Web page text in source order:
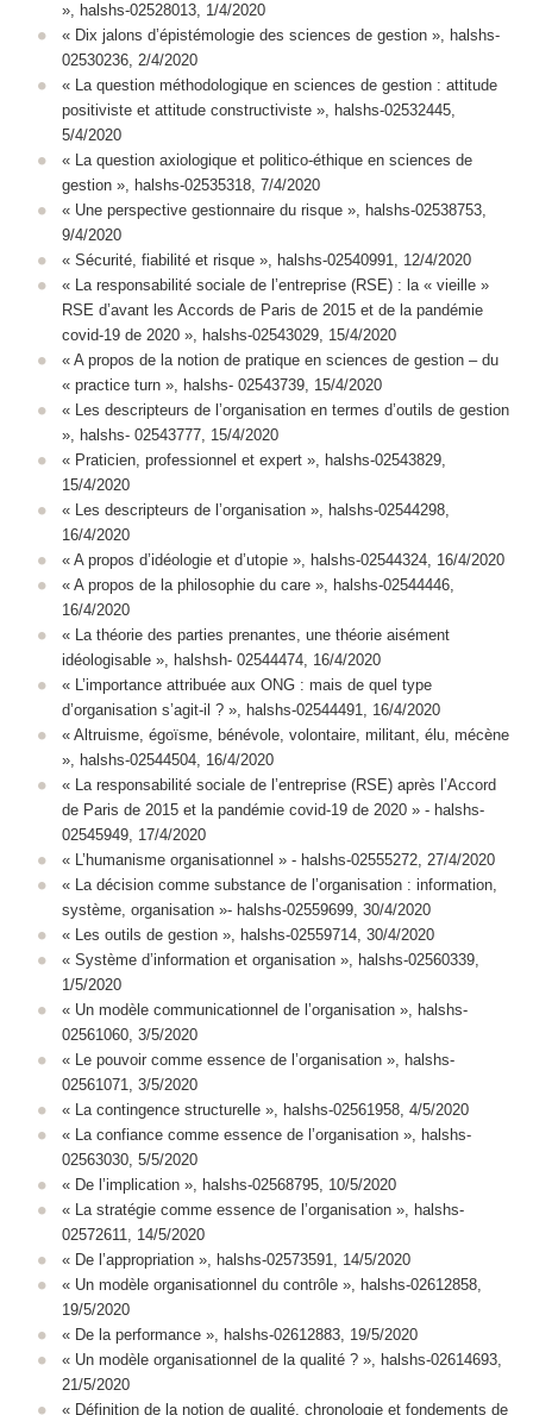
», halshs-02528013, 1/4/2020
« Dix jalons d’épistémologie des sciences de gestion », halshs-
02530236, 2/4/2020
« La question méthodologique en sciences de gestion : attitude
positiviste et attitude constructiviste », halshs-02532445,
5/4/2020
« La question axiologique et politico-éthique en sciences de
gestion », halshs-02535318, 7/4/2020
« Une perspective gestionnaire du risque », halshs-02538753,
9/4/2020
« Sécurité, fiabilité et risque », halshs-02540991, 12/4/2020
« La responsabilité sociale de l’entreprise (RSE) : la « vieille »
RSE d’avant les Accords de Paris de 2015 et de la pandémie
covid-19 de 2020 », halshs-02543029, 15/4/2020
« A propos de la notion de pratique en sciences de gestion – du
« practice turn », halshs- 02543739, 15/4/2020
« Les descripteurs de l’organisation en termes d’outils de gestion
», halshs- 02543777, 15/4/2020
« Praticien, professionnel et expert », halshs-02543829,
15/4/2020
« Les descripteurs de l’organisation », halshs-02544298,
16/4/2020
« A propos d’idéologie et d’utopie », halshs-02544324, 16/4/2020
« A propos de la philosophie du care », halshs-02544446,
16/4/2020
« La théorie des parties prenantes, une théorie aisément
idéologisable », halshsh- 02544474, 16/4/2020
« L’importance attribuée aux ONG : mais de quel type
d’organisation s’agit-il ? », halshs-02544491, 16/4/2020
« Altruisme, égoïsme, bénévole, volontaire, militant, élu, mécène
», halshs-02544504, 16/4/2020
« La responsabilité sociale de l’entreprise (RSE) après l’Accord
de Paris de 2015 et la pandémie covid-19 de 2020 » - halshs-
02545949, 17/4/2020
« L’humanisme organisationnel » - halshs-02555272, 27/4/2020
« La décision comme substance de l’organisation : information,
système, organisation »- halshs-02559699, 30/4/2020
« Les outils de gestion », halshs-02559714, 30/4/2020
« Système d’information et organisation », halshs-02560339,
1/5/2020
« Un modèle communicationnel de l’organisation », halshs-
02561060, 3/5/2020
« Le pouvoir comme essence de l’organisation », halshs-
02561071, 3/5/2020
« La contingence structurelle », halshs-02561958, 4/5/2020
« La confiance comme essence de l’organisation », halshs-
02563030, 5/5/2020
« De l’implication », halshs-02568795, 10/5/2020
« La stratégie comme essence de l’organisation », halshs-
02572611, 14/5/2020
« De l’appropriation », halshs-02573591, 14/5/2020
« Un modèle organisationnel du contrôle », halshs-02612858,
19/5/2020
« De la performance », halshs-02612883, 19/5/2020
« Un modèle organisationnel de la qualité ? », halshs-02614693,
21/5/2020
« Définition de la notion de qualité, chronologie et fondements de